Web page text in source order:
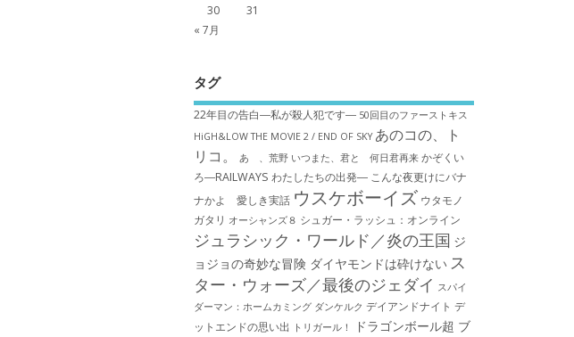
30
31
« 7月
タグ
22年目の告白―私が殺人犯です― 50回目のファーストキス
HiGH&LOW THE MOVIE 2 / END OF SKY あのコの、ト
リコ。
あゝ、荒野 いつまた、君と 何日君再来 かぞくい
ろ―RAILWAYS わたしたちの出発― こんな夜更けにバナ
ナかよ 愛しき実話 ウスケボーイズ ウタモノ
ガタリ オーシャンズ８ シュガー・ラッシュ：オ​ンライン
ジュラシック・ワールド／炎の王国 ジ
ョジョの奇妙な冒険 ダイヤモンドは砕けない ス
ター・ウォーズ／最後のジェダイ スパイ
ダーマン：ホームカミング ダンケルク デイアンドナイト デ
ットエンドの思い出
トリガール！ ドラゴンボール超 ブ